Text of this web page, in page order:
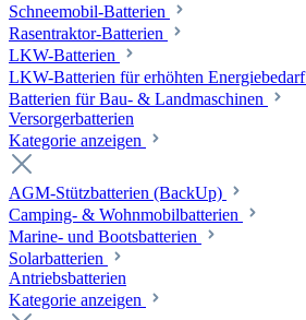
Schneemobil-Batterien
Rasentraktor-Batterien
LKW-Batterien
LKW-Batterien für erhöhten Energiebedarf
Batterien für Bau- & Landmaschinen
Versorgerbatterien
Kategorie anzeigen
AGM-Stützbatterien (BackUp)
Camping- & Wohnmobilbatterien
Marine- und Bootsbatterien
Solarbatterien
Antriebsbatterien
Kategorie anzeigen